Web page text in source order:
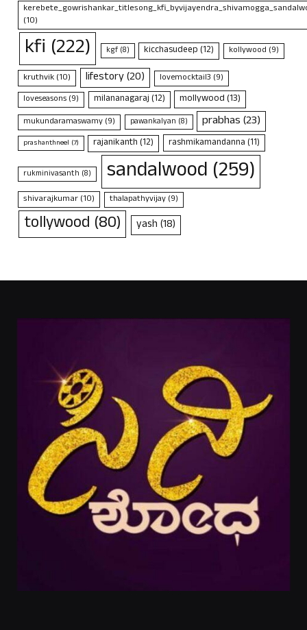
(10)
kfi (222) kgf(8) kicchasudeep(12) kollywood (9)
kruthvik(10) lifestory(20) lovemocktail3 (9)
loveseasons (9) milananagaraj(12) mollywood(13)
mukundaramaswamy (9) pawankalyan (8) prabhas(23)
prashanthneel (7) rajanikanth(12) rashmikamandanna(11)
rukminivasanth (8) sandalwood (259)
shivarajkumar(10) thalapathyvijay(9)
tollywood (80) yash(18)